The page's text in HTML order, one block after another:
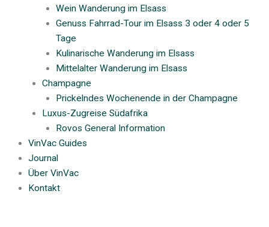
Wein Wanderung im Elsass
Genuss Fahrrad-Tour im Elsass 3 oder 4 oder 5
Tage
Kulinarische Wanderung im Elsass
Mittelalter Wanderung im Elsass
Champagne
Prickelndes Wochenende in der Champagne
Luxus-Zugreise Südafrika
Rovos General Information
VinVac Guides
Journal
Über VinVac
Kontakt